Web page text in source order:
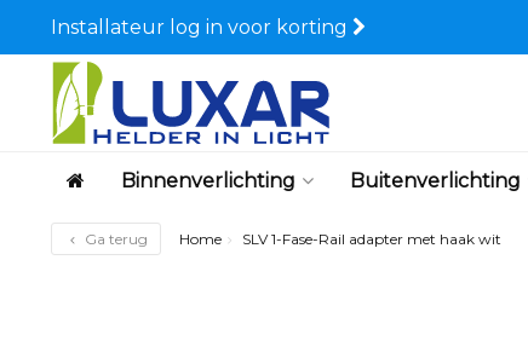
Installateur log in voor korting
Binnenverlichting Buitenverlichting
Ga terug Home SLV 1-Fase-Rail adapter met haak wit